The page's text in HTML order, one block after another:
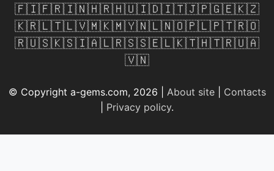
🇫🇮🇫🇷🇮🇳🇭🇷🇭🇺🇮🇩🇮🇹🇯🇵🇬🇪🇰🇿
🇰🇷🇱🇹🇱🇻🇲🇰🇲🇾🇳🇱🇳🇴🇵🇱🇵🇹🇷🇴
🇷🇺🇸🇰🇸🇮🇦🇱🇷🇸🇸🇪🇱🇰🇹🇭🇹🇷🇺🇦
🇻🇳
© Copyright a-gems.com, 2026 | About site| Contacts
Privacy policy.